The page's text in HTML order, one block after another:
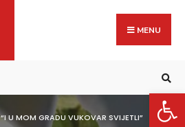
MENU
“I U MOM GRADU VUKOVAR SVIJETLI”